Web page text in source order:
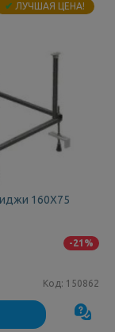
✔ ЛУЧШАЯ ЦЕНА!
160Х75
-21%
Код: 150862